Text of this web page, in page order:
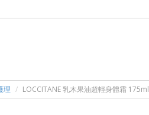
理 LOCCITANE 乳木果油超輕身體霜 175ml